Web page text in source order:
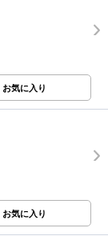
お気に入り
お気に入り